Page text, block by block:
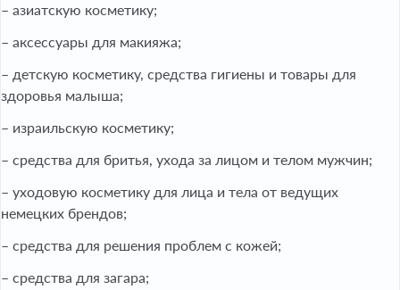
– азиатскую косметику;
– аксессуары для макияжа;
– детскую косметику, средства гигиены и товары для
здоровья малыша;
– израильскую косметику;
– средства для бритья, ухода за лицом и телом мужчин;
– уходовую косметику для лица и тела от ведущих
немецких брендов;
– средства для решения проблем с кожей;
– средства для загара;